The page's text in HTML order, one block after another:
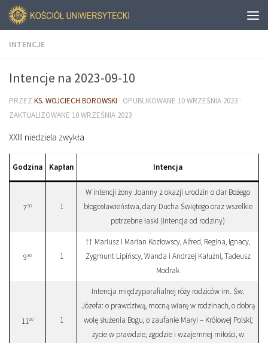
INTENCJE
Intencje na 2023-09-10
PRZEZ KS. WOJCIECH BOROWSKI · OPUBLIKOWANE 10 WRZEŚNIA 2023 ·
ZAKTUALIZOWANE 10 WRZEŚNIA 2023
XXIII niedziela zwykła
Godzina Kapłan Intencja
730 1
W intencji żony Joanny z okazji urodzin o dar Bożego
błogosławieństwa, dary Ducha Świętego oraz wszelkie
potrzebne łaski (intencja od rodziny)
930 1
†† Mariusz i Marian Kozłowscy, Alfred, Regina, Ignacy,
Zygmunt Lipińscy, Wanda i Andrzej Kałużni, Tadeusz
Modrak
1100 1
Intencja międzyparafialnej róży rodziców im. Św.
Józefa: o prawdziwą, mocną wiarę w rodzinach, o dobrą
wolę służenia Bogu, o zaufanie Maryi – Królowej Polski;
życie w prawdzie, zgodzie i wzajemnej miłości, w